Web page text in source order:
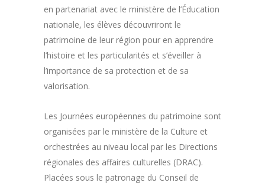
en partenariat avec le ministère de l’Éducation
nationale, les élèves découvriront le
patrimoine de leur région pour en apprendre
l’histoire et les particularités et s’éveiller à
l’importance de sa protection et de sa
valorisation.
Les Journées européennes du patrimoine sont
organisées par le ministère de la Culture et
orchestrées au niveau local par les Directions
régionales des affaires culturelles (DRAC).
Placées sous le patronage du Conseil de